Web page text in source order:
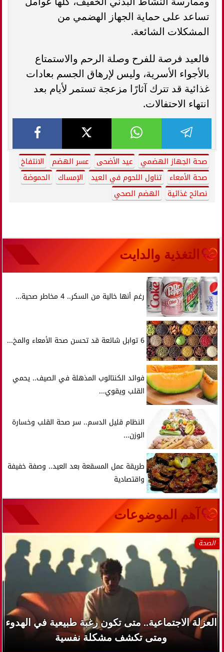
تساعد على حماية الجهاز الهضمي من
المشكلات الشائعة.
فالعيد فرصة للفرح وصلة الرحم والاستمتاع
بالأجواء الأسرية، وليس لإرهاق الجسم بعادات
غذائية قد تترك آثارًا مزعجة تستمر لأيام بعد
انتهاء الاحتفالات.
صحة الجهاز الهضمي عيد الأضحى عسر الهضم
الانتفاخ
صحة الأمعاء
تناول اللحوم في العيد الإمساك
الحموضة
نصائح غذائية
الهضم الصحي
التغذية والدايت
رغم أنها خالية من السكر.. 4 مخاطر صحية...
6 توابل شائعة قد تحسن صحة الأمعاء والمخ...
فوائد الكنتالوب المذهلة في الصيف.. يحمي
القلب ويقوي...
النظام قليل الدسم.. سر صحة القلب وخسارة
الوزن...
طريقة عمل المسقعة بعد العيد.. وصفة خفيفة
واقتصادية
آهم الموضوعات
الصحة
العزلة الاجتماعية.. متى تكون رغبة طبيعية في الهدوء
ومتى تكشف مشكلة نفسية